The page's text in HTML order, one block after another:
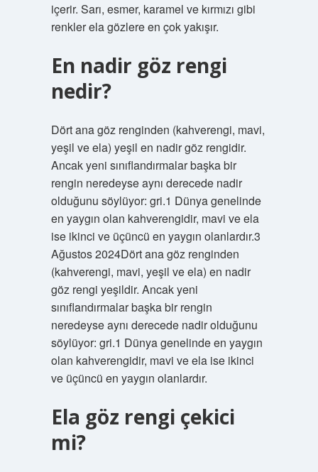
içerir. Sarı, esmer, karamel ve kırmızı gibi
renkler ela gözlere en çok yakışır.
En nadir göz rengi
nedir?
Dört ana göz renginden (kahverengi, mavi,
yeşil ve ela) yeşil en nadir göz rengidir.
Ancak yeni sınıflandırmalar başka bir
rengin neredeyse aynı derecede nadir
olduğunu söylüyor: gri.1 Dünya genelinde
en yaygın olan kahverengidir, mavi ve ela
ise ikinci ve üçüncü en yaygın olanlardır.3
Ağustos 2024Dört ana göz renginden
(kahverengi, mavi, yeşil ve ela) en nadir
göz rengi yeşildir. Ancak yeni
sınıflandırmalar başka bir rengin
neredeyse aynı derecede nadir olduğunu
söylüyor: gri.1 Dünya genelinde en yaygın
olan kahverengidir, mavi ve ela ise ikinci
ve üçüncü en yaygın olanlardır.
Ela göz rengi çekici
mi?